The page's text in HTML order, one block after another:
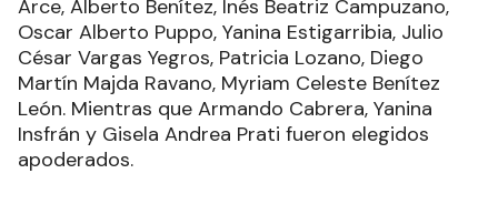
Arce, Alberto Benítez, Inés Beatriz Campuzano,
Oscar Alberto Puppo, Yanina Estigarribia, Julio
César Vargas Yegros, Patricia Lozano, Diego
Martín Majda Ravano, Myriam Celeste Benítez
León. Mientras que Armando Cabrera, Yanina
Insfrán y Gisela Andrea Prati fueron elegidos
apoderados.